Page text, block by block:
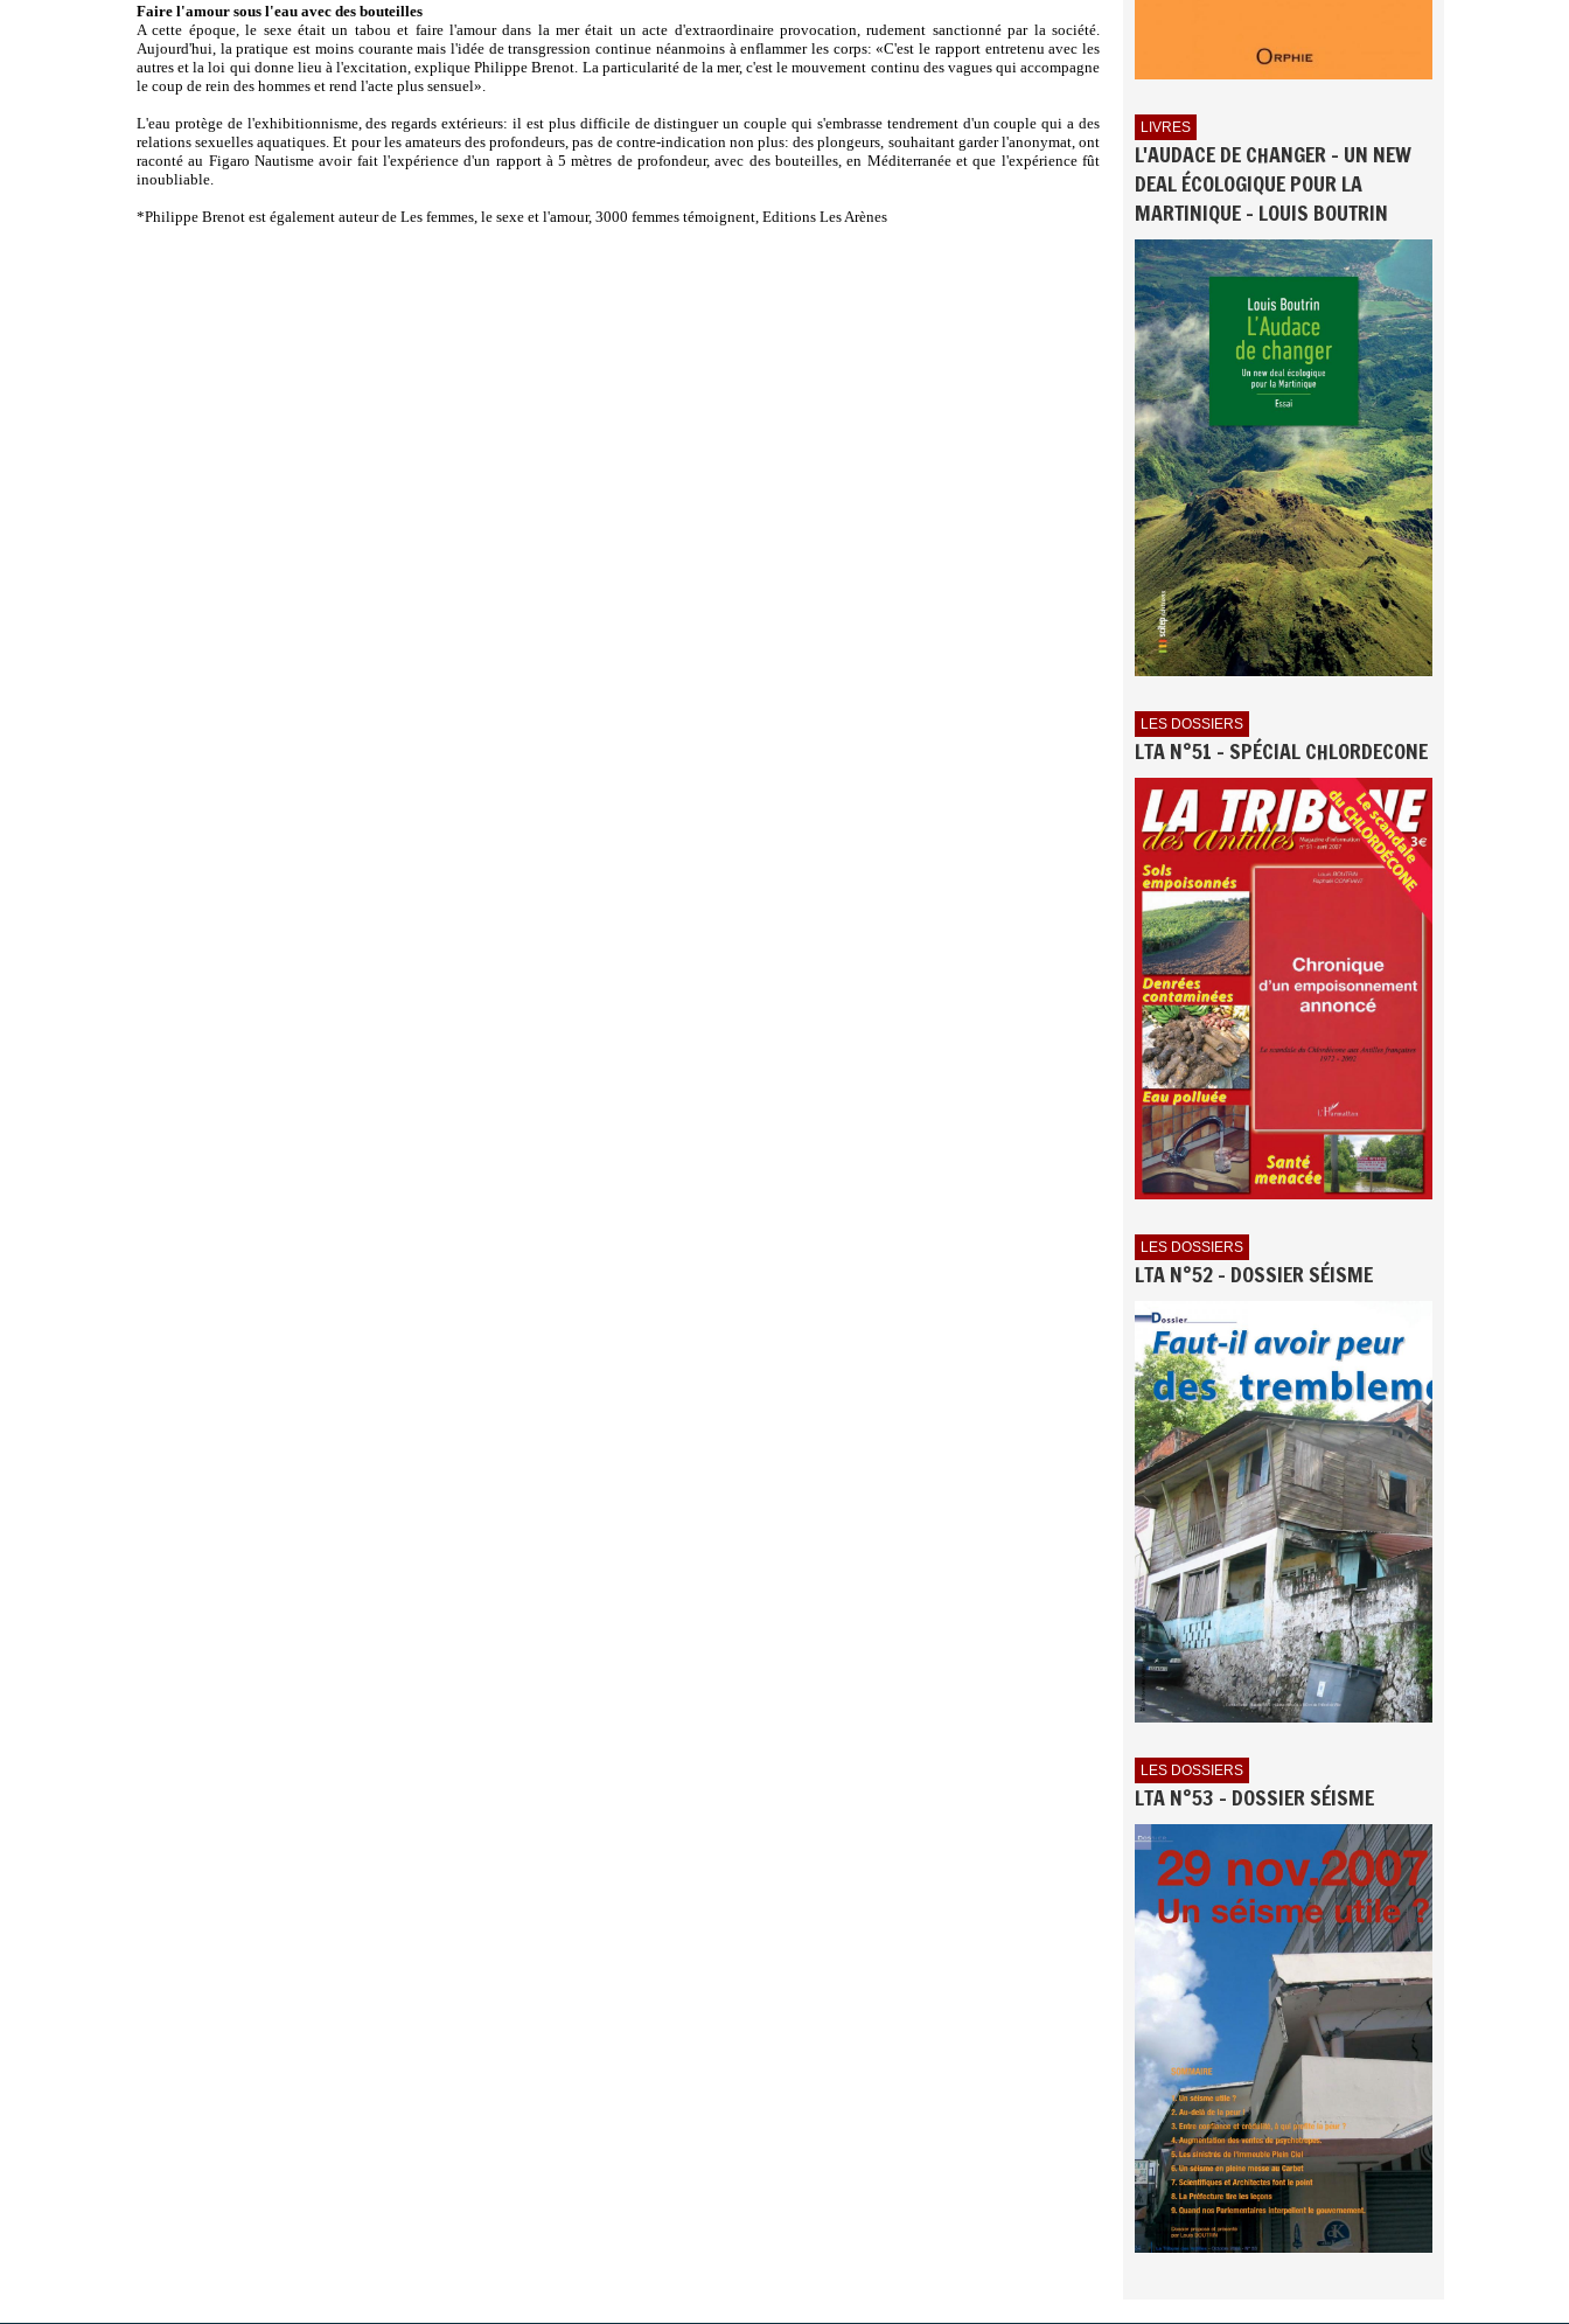
Faire l'amour sous l'eau avec des bouteilles
A cette époque, le sexe était un tabou et faire l'amour dans la mer était un acte d'extraordinaire provocation, rudement sanctionné par la société.
Aujourd'hui, la pratique est moins courante mais l'idée de transgression continue néanmoins à enflammer les corps: «C'est le rapport entretenu avec les
autres et la loi qui donne lieu à l'excitation, explique Philippe Brenot. La particularité de la mer, c'est le mouvement continu des vagues qui accompagne
le coup de rein des hommes et rend l'acte plus sensuel».
L'eau protège de l'exhibitionnisme, des regards extérieurs: il est plus difficile de distinguer un couple qui s'embrasse tendrement d'un couple qui a des
relations sexuelles aquatiques. Et pour les amateurs des profondeurs, pas de contre-indication non plus: des plongeurs, souhaitant garder l'anonymat, ont
raconté au Figaro Nautisme avoir fait l'expérience d'un rapport à 5 mètres de profondeur, avec des bouteilles, en Méditerranée et que l'expérience fût
inoubliable.
*Philippe Brenot est également auteur de Les femmes, le sexe et l'amour, 3000 femmes témoignent, Editions Les Arènes
LIVRES
L'AUDACE DE CHANGER - UN NEW
DEAL ÉCOLOGIQUE POUR LA
MARTINIQUE - LOUIS BOUTRIN
LES DOSSIERS
LTA N°51 - SPÉCIAL CHLORDECONE
LES DOSSIERS
LTA N°52 - DOSSIER SÉISME
LES DOSSIERS
LTA N°53 - DOSSIER SÉISME